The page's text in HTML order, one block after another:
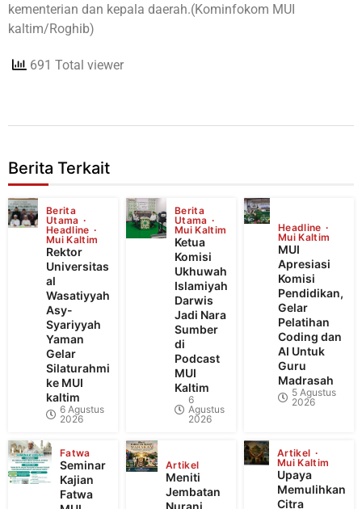
kementerian dan kepala daerah.(Kominfokom MUI
kaltim/Roghib)
691 Total viewer
Berita Terkait
Berita
Utama
Headline
Mui Kaltim
Rektor
Universitas
al
Wasatiyyah
Asy-
Syariyyah
Yaman
Gelar
Silaturahmi
ke MUI
kaltim
6 Agustus
2026
Berita
Utama
Mui Kaltim
Ketua
Komisi
Ukhuwah
Islamiyah
Darwis
Jadi Nara
Sumber
di
Podcast
MUI
Kaltim
6
Agustus
2026
Headline
Mui Kaltim
MUI
Apresiasi
Komisi
Pendidikan,
Gelar
Pelatihan
Coding dan
AI Untuk
Guru
Madrasah
5 Agustus
2026
Fatwa
Seminar
Kajian
Fatwa
Artikel
Meniti
Jembatan
Nurani
Artikel
Mui Kaltim
Upaya
Memulihkan
Citra